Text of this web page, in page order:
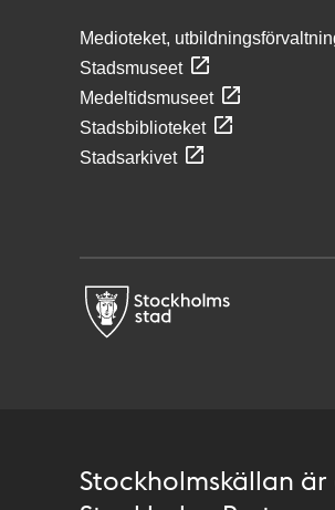
Medioteket,
Stadsmuseet
Medeltidsmuseet
Stadsbiblioteket
Stadsarkivet
Stockholmskällan